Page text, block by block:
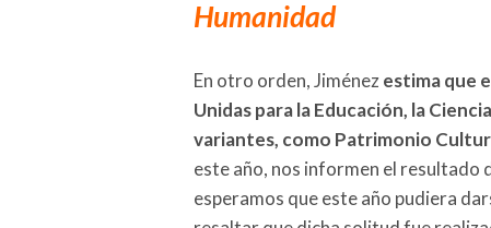
Humanidad
En otro orden, Jiménezestima que
Unidas para la Educación, la
variantes, como Patrimonio
este año, nos informen el resultado
esperamos que este año pudiera